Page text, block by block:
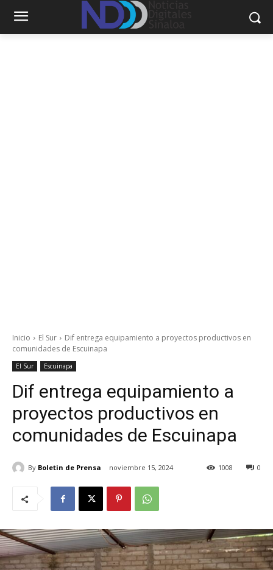
Inicio El Sur
Dif entrega equipamiento a proyectos productivos en
comunidades de Escuinapa
El Sur Escuinapa
Dif entrega equipamiento a
proyectos productivos en
comunidades de Escuinapa
By Boletin de Prensa noviembre 15, 2024 0
1008